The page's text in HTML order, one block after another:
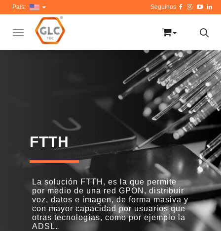
Toggle navigation
País:
FTTH
La solución FTTH, es la que permite
por medio de una red GPON, distribuir
voz, datos e imagen, de forma masiva y
con mayor capacidad por usuarios que
otras tecnologías, como por ejemplo la
ADSL.